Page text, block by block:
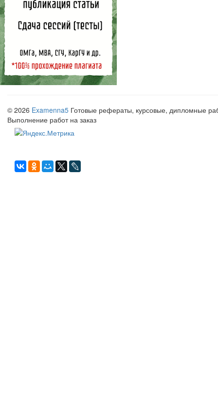
© 2026 Examenna5 Готовые рефераты, курсовые, дипломные
Выполнение работ на заказ